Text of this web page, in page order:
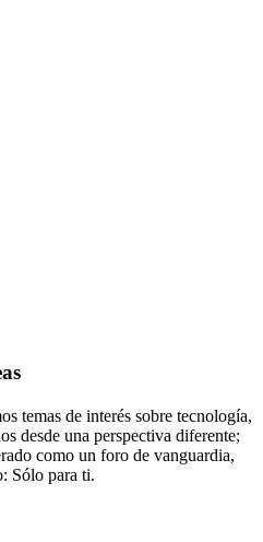
temas de interés sobre tecnología,
desde una perspectiva diferente;
como un foro de vanguardia,
Sólo para ti.